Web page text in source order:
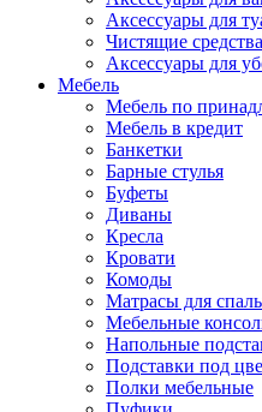
Аксессуары для
Чистящие средства
Аксессуары для
Мебель
Мебель по
Мебель в кредит
Банкетки
Барные стулья
Буфеты
Диваны
Кресла
Кровати
Комоды
Матрасы для
Мебельные
Напольные
Подставки под
Полки мебельные